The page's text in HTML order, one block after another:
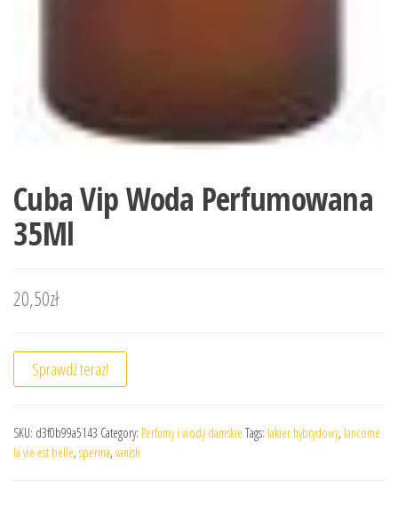
Cuba Vip Woda Perfumowana
35Ml
20,50zł
Sprawdź teraz!
SKU: d3f0b99a5143 Category: Perfumy i wody damskie Tags: lakier hybrydowy, lancome
la vie est belle, sperma, vanish